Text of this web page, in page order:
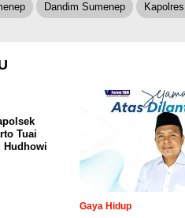
Dandim Sumenep
Tuai
Hudhowi
Gaya Hidup